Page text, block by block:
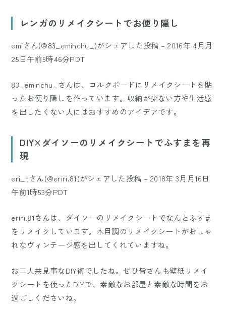
レンガのリメイクシートでお便り隠し
emiさん(@83_eminchu_)がシェアした投稿 – 2016年 4月月
25日午前5時46分PDT
83_eminchu_さんは、コルクボードにリメイクシートを貼
ったお便り隠しを作っています。収納が少ない方や生活感
を出したくない人にはおすすめのアイデアです。
DIY×ダイソーのリメイクシートでふすまを再
現
eri_tさん(@eriri.81)がシェアした投稿 – 2018年 3月月16日
午前1時53分PDT
eriri.81さんは、ダイソーのリメイクシートでなんとふすま
をリメイクしています。木目調のリメイクシートがおしゃ
れなヴィンテージ感を出してくれていますね。
お二人共見事なDIY術でしたね。ぜひ皆さんも壁紙リメイ
クシートを使ったDIYで、素敵なお部屋と素敵な時間をお
過ごしくださいね。